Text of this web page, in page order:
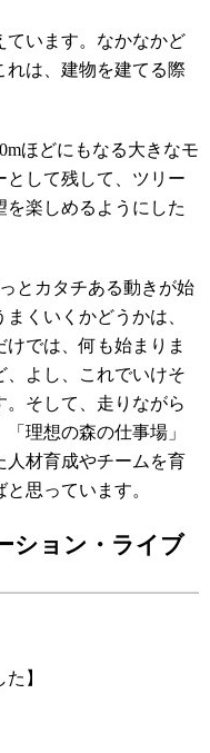
ています。なかなかど
れは、建物を建てる際
ほどにもなる大きなモ
として残して、ツリー
楽しめるようにした
とカタチある動きが始
くいくかどうかは、
では、何も始まりま
よし、これでいけそ
。そして、走りながら
理想の森の仕事場」
人材育成やチームを育
思っています。
ション・ライブ
】